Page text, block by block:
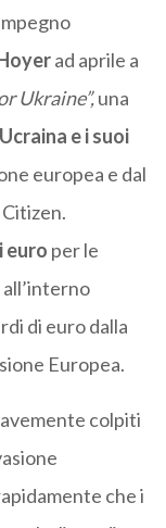
ad aprile a
Ukraine”,una
e i suoi
europea e dal
euro per le
di euro dalla
Europea.
colpiti
che i